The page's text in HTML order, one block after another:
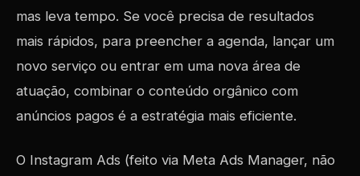
mas leva tempo. Se você precisa de resultados
mais rápidos, para preencher a agenda, lançar um
novo serviço ou entrar em uma nova área de
atuação, combinar o conteúdo orgânico com
anúncios pagos é a estratégia mais eficiente.
O Instagram Ads (feito via Meta Ads Manager, não